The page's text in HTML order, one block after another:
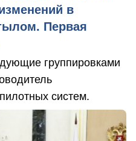
в
Первая
группировками
систем.